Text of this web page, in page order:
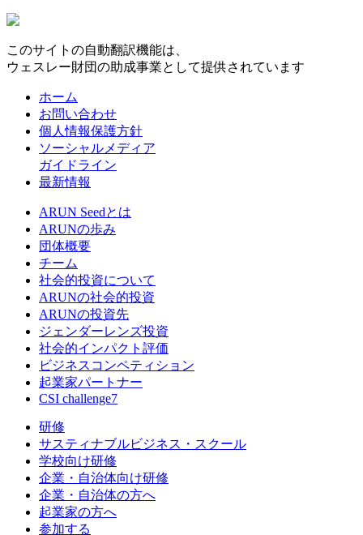
このサイトの自動翻訳機能は、
ウェスレー財団の助成事業として提供されています
ホーム
お問い合わせ
個人情報保護方針
ソーシャルメディア
ガイドライン
最新情報
ARUN Seedとは
ARUNの歩み
団体概要
チーム
社会的投資について
ARUNの社会的投資
ARUNの投資先
ジェンダーレンズ投資
社会的インパクト評価
ビジネスコンペティション
起業家パートナー
CSI challenge7
研修
サスティナブルビジネス・スクール
学校向け研修
企業・自治体向け研修
企業・自治体の方へ
起業家の方へ
参加する